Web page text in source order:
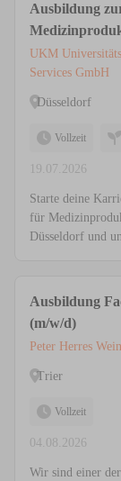
Ausbildung
in der AEMP
UKM
Services GmbH
Düsseldorf
Vollzeit
19.07.2026
Starte deine
für
Düsseldorf und
Ausbildung
(m/w/d)
Peter Herres
Trier
Vollzeit
04.08.2026
Wir sind einer